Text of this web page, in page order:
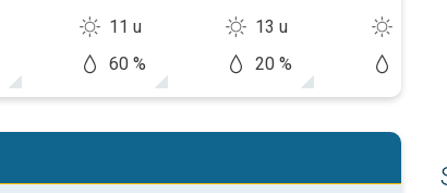
11 u
60 %
13 u
20 %